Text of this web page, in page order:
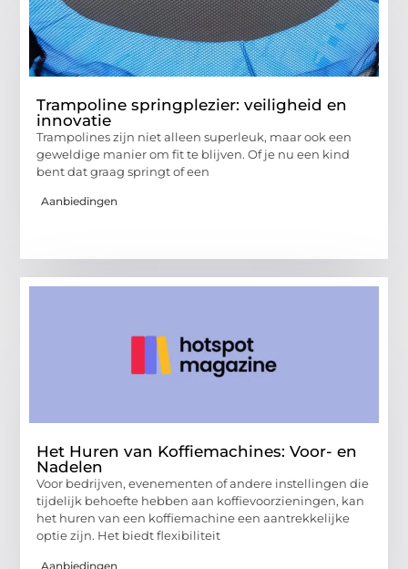
Trampoline springplezier: veiligheid en
innovatie
Trampolines zijn niet alleen superleuk, maar ook een
geweldige manier om fit te blijven. Of je nu een kind
bent dat graag springt of een
Aanbiedingen
Het Huren van Koffiemachines: Voor- en
Nadelen
Voor bedrijven, evenementen of andere instellingen die
tijdelijk behoefte hebben aan koffievoorzieningen, kan
het huren van een koffiemachine een aantrekkelijke
optie zijn. Het biedt flexibiliteit
Aanbiedingen